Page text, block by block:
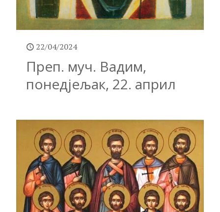
22/04/2024
Преп. муч. Вадим,
понедјељак, 22. април